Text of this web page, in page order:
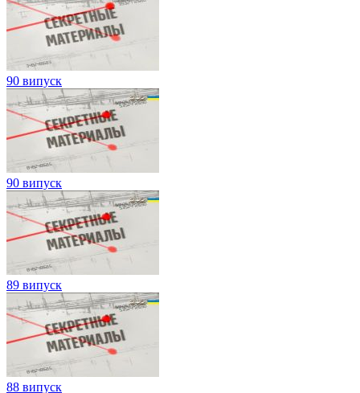
90 випуск
90 випуск
89 випуск
88 випуск